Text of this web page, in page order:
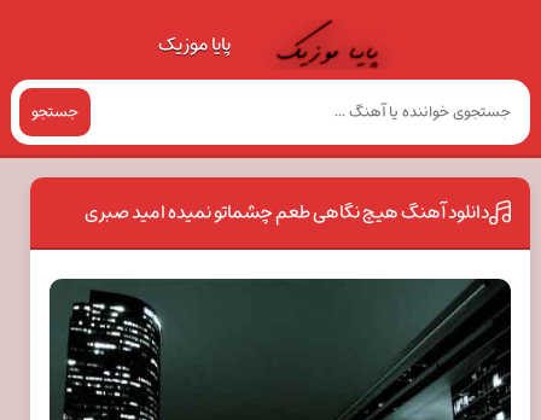
پایا موزیک
جستجو
دانلود آهنگ هیچ نگاهی طعم چشماتو نمیده امید صبری